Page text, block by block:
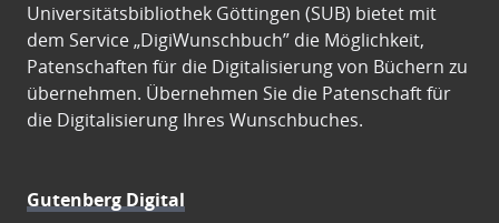
Universitätsbibliothek Göttingen (SUB) bietet mit
dem Service „DigiWunschbuch” die Möglichkeit,
Patenschaften für die Digitalisierung von Büchern zu
übernehmen. Übernehmen Sie die Patenschaft für
die Digitalisierung Ihres Wunschbuches.
Gutenberg Digital